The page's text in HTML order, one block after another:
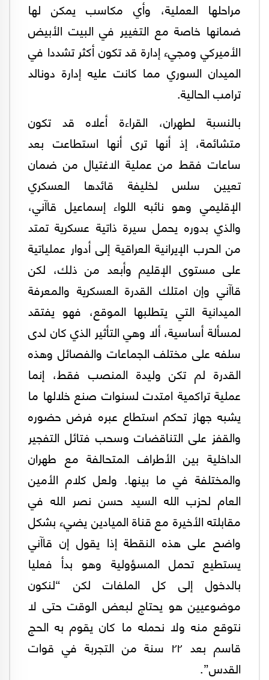
مراحلها العملية، وأي مكاسب يمكن لها
ضمانها خاصة مع التغيير في البيت الأبيض
الأميركي ومجيء إدارة قد تكون أكثر تشددا في
الميدان السوري مما كانت عليه إدارة دونالد
ترامب الحالية.
بالنسبة لطهران، القراءة أعلاه قد تكون
متشائمة، إذ أنها ترى أنها استطاعت بعد
ساعات فقط من عملية الاغتيال من ضمان
تعيين سلس لخليفة قائدها العسكري
الإقليمي وهو نائبه اللواء إسماعيل قاآني،
والذي بدوره يحمل سيرة ذاتية عسكرية تمتد
من الحرب الإيرانية العراقية إلى أدوار عملياتية
على مستوى الإقليم وأبعد من ذلك، لكن
قاآني وإن امتلك القدرة العسكرية والمعرفة
الميدانية التي يتطلبها الموقع، فهو يفتقد
لمسألة أساسية، ألا وهي التأثير الذي كان لدى
سلفه على مختلف الجماعات والفصائل وهذه
القدرة لم تكن وليدة المنصب فقط، إنما
عملية تراكمية امتدت لسنوات صنع خلالها ما
يشبه جهاز تحكم استطاع عبره فرض حضوره
والقفز على التناقضات وسحب فتائل التفجير
الداخلية بين الأطراف المتحالفة مع طهران
والمختلفة في ما بينها. ولعل كلام الأمين
العام لحزب الله السيد حسن نصر الله في
مقابلته الأخيرة مع قناة الميادين يضيء بشكل
واضح على هذه النقطة إذا يقول إن قاآني
يستطيع تحمل المسؤولية وهو بدأ فعليا
بالدخول إلى كل الملفات لكن “لنكون
موضوعيين هو يحتاج لبعض الوقت حتى لا
نتوقع منه ولا نحمله ما كان يقوم به الحج
قاسم بعد ٢٢ سنة من التجربة في قوات
القدس”.